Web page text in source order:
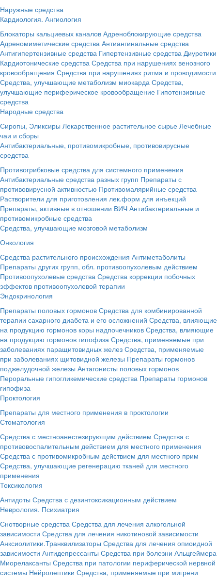
Наружные средства
Кардиология. Ангиология
Блокаторы кальциевых каналов Адреноблокирующие средства
Адреномиметические средства Антиангинальные средства
Антигипертензивные средства Гипертензивные средства Диуретики
Кардиотонические средства Средства при нарушениях венозного
кровообращения Средства при нарушениях ритма и проводимости
Средства, улучшающие метаболизм миокарда Средства,
улучшающие периферическое кровообращение Гипотензивные
средства
Народные средства
Сиропы, Эликсиры Лекарственное растительное сырье Лечебные
чаи и сборы
Антибактериальные, противомикробные, противовирусные
средства
Противогрибковые средства для системного применения
Антибактериальные средства разных групп Препараты с
противовирусной активностью Противомалярийные средства
Растворители для приготовления лек.форм для инъекций
Препараты, активные в отношении ВИЧ Антибактериальные и
противомикробные средства
Средства, улучшающие мозговой метаболизм
Онкология
Средства растительного происхождения Антиметаболиты
Препараты других групп, обл. противоопухолевым действием
Противоопухолевые средства Средства коррекции побочных
эффектов противоопухолевой терапии
Эндокринология
Препараты половых гормонов Средства для комбинированной
терапии сахарного диабета и его осложнений Средства, влияющие
на продукцию гормонов коры надпочечников Средства, влияющие
на продукцию гормонов гипофиза Средства, применяемые при
заболеваниях паращитовидных желез Средства, применяемые
при заболеваниях щитовидной железы Препараты гормонов
поджелудочной железы Антагонисты половых гормонов
Пероральные гипогликемические средства Препараты гормонов
гипофиза
Проктология
Препараты для местного применения в проктологии
Стоматология
Средства с местноанестезирующим действием Средства с
противовоспалительным действием для местного применения
Средства с противомикробным действием для местного прим
Средства, улучшающие регенерацию тканей для местного
применения
Токсикология
Антидоты Средства с дезинтоксикационным действием
Неврология. Психиатрия
Снотворные средства Средства для лечения алкогольной
зависимости Средства для лечения никотиновой зависимости
Анксиолитики.Транквилизаторы Средства для лечения опиоидной
зависимости Антидепрессанты Средства при болезни Альцгеймера
Миорелаксанты Средства при патологии периферической нервной
системы Нейролептики Средства, применяемые при мигрени